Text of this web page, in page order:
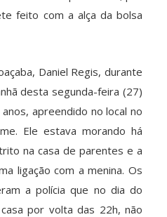
feito com a alça da bolsa
Daniel Regis, durante
desta segunda-feira (27)
apreendido no local no
Ele estava morando há
na casa de parentes e a
ligação com a menina. Os
a polícia que no dia do
por volta das 22h, não